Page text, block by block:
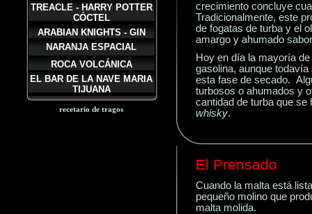
TREACLE - HARRY POTTER
CÓCTEL
ARABIAN KNIGHTS - GIN
NARANJA ESPACIAL
ROCA VOLCÁNICA
EL BAR DE LA NAVE MARIA
TIJUANA
recetario de tragos
crecimiento concluye
Tradicionalmente, este
de fogatas de turba y el
amargo y ahumado
Hoy en día la mayoría
gasolina, aunque
esta fase de secado.
turbosos o ahumados y
cantidad de turba que se
whisky.
El Prensado
Cuando la malta está
pequeño molino que
malta molida.